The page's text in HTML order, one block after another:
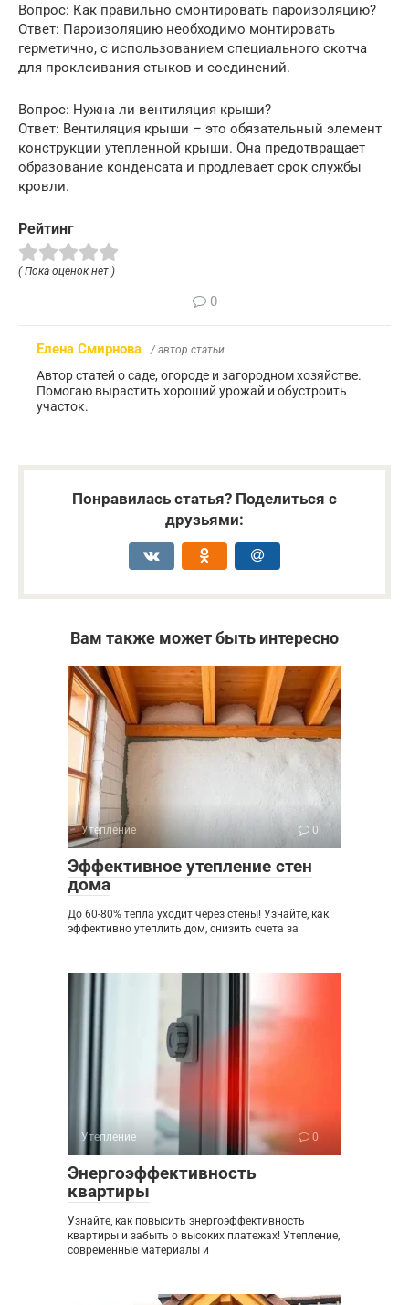
Вопрос: Как правильно смонтировать пароизоляцию?
Ответ: Пароизоляцию необходимо монтировать
герметично, с использованием специального скотча
для проклеивания стыков и соединений.
Вопрос: Нужна ли вентиляция крыши?
Ответ: Вентиляция крыши – это обязательный элемент
конструкции утепленной крыши. Она предотвращает
образование конденсата и продлевает срок службы
кровли.
Рейтинг
( Пока оценок нет )
0
Елена Смирнова / автор статьи
Автор статей о саде, огороде и загородном хозяйстве.
Помогаю вырастить хороший урожай и обустроить
участок.
Понравилась статья? Поделиться с
друзьями:
Вам также может быть интересно
Утепление 0
Эффективное утепление стен
дома
До 60-80% тепла уходит через стены! Узнайте, как
эффективно утеплить дом, снизить счета за
Утепление 0
Энергоэффективность
квартиры
Узнайте, как повысить энергоэффективность
квартиры и забыть о высоких платежах! Утепление,
современные материалы и